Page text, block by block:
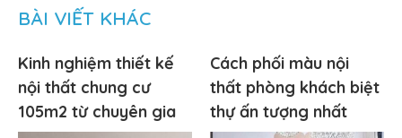
BÀI VIẾT KHÁC
Kinh nghiệm thiết kế
nội thất chung cư
105m2 từ chuyên gia
Cách phối màu nội
thất phòng khách biệt
thự ấn tượng nhất